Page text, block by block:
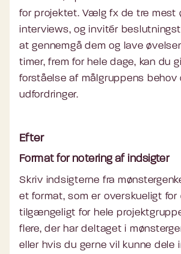
for projektet. Vælg fx de tre mest
interviews, og invitér
at gennemgå dem og lave
timer, frem for hele dage, kan du
forståelse af målgruppens behov
udfordringer.
Efter
Format for notering af indsigter
Skriv indsigterne fra
et format, som er overskueligt for
tilgængeligt for hele
flere, der har deltaget i
eller hvis du gerne vil kunne dele